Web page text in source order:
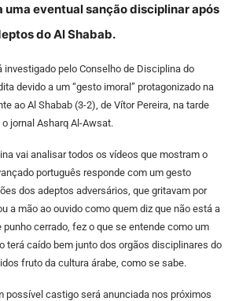
uma eventual sanção disciplinar após
do Al Shabab.
investigado pelo Conselho de Disciplina do
devido a um “gesto imoral” protagonizado na
ao Al Shabab (3-2) , de Vítor Pereira, na tarde
jornal Asharq Al-Awsat.
vai analisar todos os vídeos que mostram o
português responde com um gesto
dos adeptos adversários , que gritavam por
a mão ao ouvido como quem diz que não está a
punho cerrado, fez o que se entende como um
terá caído bem junto dos orgãos disciplinares do
fruto da cultura árabe, como se sabe.
possível castigo será anunciada nos próximos